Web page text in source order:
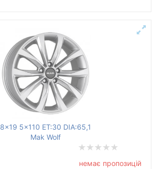
8x19 5x110 ET:30 DIA:65,1
Mak Wolf
немає пропозицій